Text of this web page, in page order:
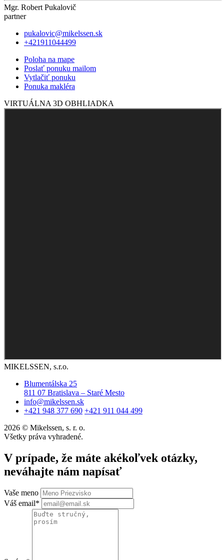
Mgr. Robert Pukalovič
partner
pukalovic@mikelssen.sk
+421911044499
Poloha na mape
Poslať ponuku mailom
Vytlačiť ponuku
Ponuka makléra
VIRTUÁLNA 3D OBHLIADKA
MIKELSSEN, s.r.o.
Blumentálska 25
811 07 Bratislava – Staré Mesto
info@mikelssen.sk
+421 948 377 690 +421 911 044 499
2026 © Mikelssen, s. r. o.
Všetky práva vyhradené.
V prípade, že máte akékoľvek otázky,
neváhajte nám napísať
Vaše meno
Váš email*